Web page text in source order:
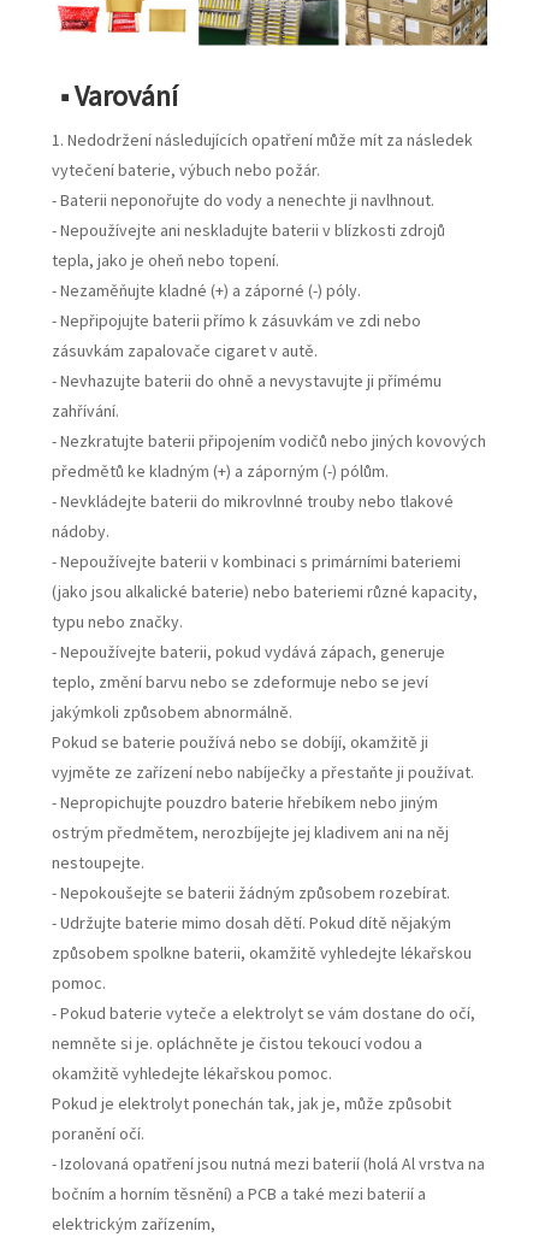
■ Varování
1. Nedodržení následujících opatření může mít za následek
vytečení baterie, výbuch nebo požár.
- Baterii neponořujte do vody a nenechte ji navlhnout.
- Nepoužívejte ani neskladujte baterii v blízkosti zdrojů
tepla, jako je oheň nebo topení.
- Nezaměňujte kladné (+) a záporné (-) póly.
- Nepřipojujte baterii přímo k zásuvkám ve zdi nebo
zásuvkám zapalovače cigaret v autě.
- Nevhazujte baterii do ohně a nevystavujte ji přímému
zahřívání.
- Nezkratujte baterii připojením vodičů nebo jiných kovových
předmětů ke kladným (+) a záporným (-) pólům.
- Nevkládejte baterii do mikrovlnné trouby nebo tlakové
nádoby.
- Nepoužívejte baterii v kombinaci s primárními bateriemi
(jako jsou alkalické baterie) nebo bateriemi různé kapacity,
typu nebo značky.
- Nepoužívejte baterii, pokud vydává zápach, generuje
teplo, změní barvu nebo se zdeformuje nebo se jeví
jakýmkoli způsobem abnormálně.
Pokud se baterie používá nebo se dobíjí, okamžitě ji
vyjměte ze zařízení nebo nabíječky a přestaňte ji používat.
- Nepropichujte pouzdro baterie hřebíkem nebo jiným
ostrým předmětem, nerozbíjejte jej kladivem ani na něj
nestoupejte.
- Nepokoušejte se baterii žádným způsobem rozebírat.
- Udržujte baterie mimo dosah dětí. Pokud dítě nějakým
způsobem spolkne baterii, okamžitě vyhledejte lékařskou
pomoc.
- Pokud baterie vyteče a elektrolyt se vám dostane do očí,
nemněte si je. opláchněte je čistou tekoucí vodou a
okamžitě vyhledejte lékařskou pomoc.
Pokud je elektrolyt ponechán tak, jak je, může způsobit
poranění očí.
- Izolovaná opatření jsou nutná mezi baterií (holá Al vrstva na
bočním a horním těsnění) a PCB a také mezi baterií a
elektrickým zařízením,